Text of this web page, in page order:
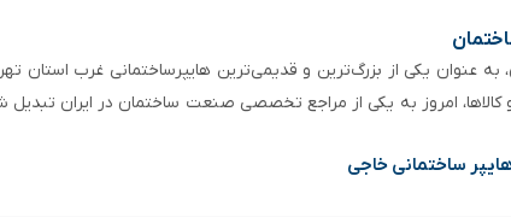
بیش از ۵۰ سال سابقه‌ درخشان، به عنوان یکی از بزرگ‌ترین و قدیمی‌ترین
کالاها، امروز به یکی از مراجع تخصصی صنعت ساختمان در ایران
ساختمانی خاجی